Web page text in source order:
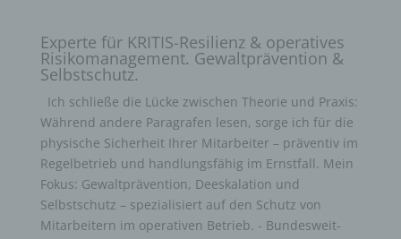
Experte für KRITIS-Resilienz & operatives
Risikomanagement. Gewaltprävention &
Selbstschutz.
Ich schließe die Lücke zwischen Theorie und Praxis:
Während andere Paragrafen lesen, sorge ich für die
physische Sicherheit Ihrer Mitarbeiter – präventiv im
Regelbetrieb und handlungsfähig im Ernstfall. Mein
Fokus: Gewaltprävention, Deeskalation und
Selbstschutz – spezialisiert auf den Schutz von
Mitarbeitern im operativen Betrieb. - Bundesweit-